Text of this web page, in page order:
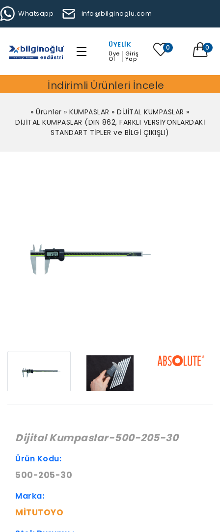
Whatsapp info@bilginoglu.com
ÜYELIK
Üye
Ol
Giriş
Yap
0 0
İndirimli Ürünleri İncele
»Ürünler »KUMPASLAR »DİJİTAL KUMPASLAR »
DİJİTAL KUMPASLAR (DIN 862, FARKLI VERSİYONLARDAKİ
STANDART TİPLER ve BİLGİ ÇIKIŞLI)
Dijital Kumpaslar-500-205-30
Ürün Kodu:
500-205-30
Marka:
MITUTOYO